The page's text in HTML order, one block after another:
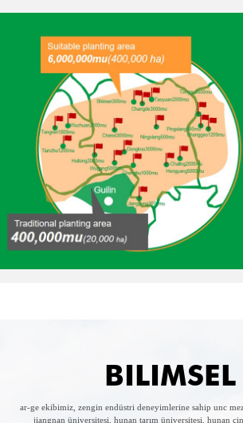
ar-ge ekibimiz, zengin endüstri deneyimlerine sahip unc
jiangnan üniversitesi, hunan tarım üniversitesi, hunan